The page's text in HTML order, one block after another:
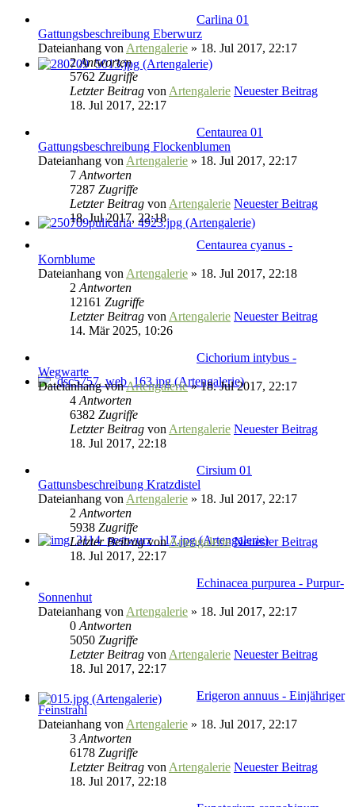
Carlina 01
Gattungsbeschreibung Eberwurz
Dateianhang von Artengalerie » 18. Jul 2017, 22:17
2Antworten
5762 Zugriffe
Letzter Beitrag von Artengalerie Neuester Beitrag
18. Jul 2017, 22:17
Centaurea 01
Gattungsbeschreibung Flockenblumen
Dateianhang von Artengalerie » 18. Jul 2017, 22:17
7 Antworten
7287 Zugriffe
Letzter Beitrag von Artengalerie Neuester Beitrag
18. Jul 2017, 22:18
Centaurea cyanus -
Kornblume
Dateianhang von Artengalerie » 18. Jul 2017, 22:18
2 Antworten
12161 Zugriffe
Letzter Beitrag von Artengalerie Neuester Beitrag
14. Mär 2025, 10:26
Cichorium intybus -
Wegwarte
DateianhangvonArtengalerie» 18. Jul 2017, 22:17
4 Antworten
6382 Zugriffe
Letzter Beitrag von Artengalerie Neuester Beitrag
18. Jul 2017, 22:18
Cirsium 01
Gattunsbeschreibung Kratzdistel
Dateianhang von Artengalerie » 18. Jul 2017, 22:17
2 Antworten
5938 Zugriffe
Letzter BeitragvonArtengalerie Neuester Beitrag
18. Jul 2017, 22:17
Echinacea purpurea - Purpur-
Sonnenhut
Dateianhang von Artengalerie » 18. Jul 2017, 22:17
0 Antworten
5050 Zugriffe
Letzter Beitrag von Artengalerie Neuester Beitrag
18. Jul 2017, 22:17
Erigeron annuus - Einjähriger
Feinstrahl
Dateianhang von Artengalerie » 18. Jul 2017, 22:17
3 Antworten
6178 Zugriffe
Letzter Beitrag von Artengalerie Neuester Beitrag
18. Jul 2017, 22:18